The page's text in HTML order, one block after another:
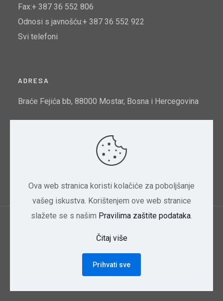
Fax:+ 387 36 552 806
Odnosi s javnošću:+ 387 36 552 922
Svi telefoni
ADRESA
Braće Fejića bb, 88000 Mostar, Bosna i Hercegovina
Indeks kvalitete zraka u Mostaru:
HNK/HNŽ | 2024 Dizajn CBD
Ova web stranica koristi kolačiće za poboljšanje
vašeg iskustva. Korištenjem ove web stranice
slažete se s našim Pravilima zaštite podataka.
Čitaj više
Prihvati sve